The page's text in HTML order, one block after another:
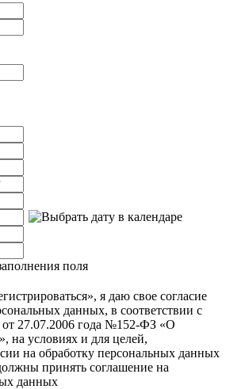
поля
я даю свое согласие
данных, в соответствии с
27.07.2006 года №152-ФЗ «О
на условиях и для целей,
на обработку персональных данных
принять соглашение на
данных